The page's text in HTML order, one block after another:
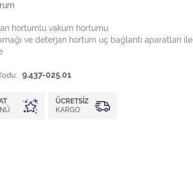
hortumlu vakum hortumu
ve deterjan hortum uç bağlantı aparatları ile
9.437-025.01
ÜCRETSIZ
KARGO